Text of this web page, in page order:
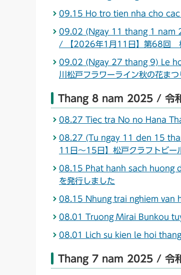
09.15 Ho tro tien nha cho cac
09.02 (Ngay 11 thang 1 nam
/ 【2026年1月11日】第68回 松
09.02 (Ngay 27 thang 9) Le
川松戸フラワーライン秋の花ま
Thang 8 nam 2025 / 令
08.27 Tiec tra No no Hana
08.27 (Tu ngay 11 den 15
11日～15日】松戸クラフトビー
08.15 Phat hanh sach huong
を発行しました
08.15 Nhung trai nghiem van
08.01 Truong Mirai Bunkou
08.01 Lich su kien le hoi
Thang 7 nam 2025 / 令